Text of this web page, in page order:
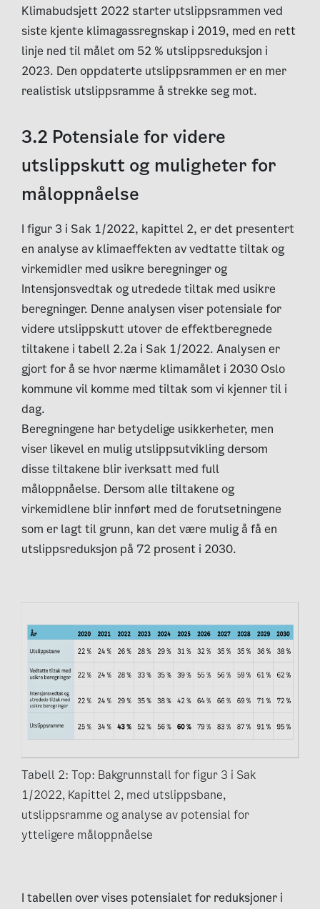
Klimabudsjett 2022 starter utslippsrammen ved
siste kjente klimagassregnskap i 2019, med en rett
linje ned til målet om 52 % utslippsreduksjon i
2023. Den oppdaterte utslippsrammen er en mer
realistisk utslippsramme å strekke seg mot.
3.2 Potensiale for videre
utslippskutt og muligheter for
måloppnåelse
I figur 3 i Sak 1/2022, kapittel 2, er det presentert
en analyse av klimaeffekten av vedtatte tiltak og
virkemidler med usikre beregninger og
Intensjonsvedtak og utredede tiltak med usikre
beregninger. Denne analysen viser potensiale for
videre utslippskutt utover de effektberegnede
tiltakene i tabell 2.2a i Sak 1/2022. Analysen er
gjort for å se hvor nærme klimamålet i 2030 Oslo
kommune vil komme med tiltak som vi kjenner til i
dag.
Beregningene har betydelige usikkerheter, men
viser likevel en mulig utslippsutvikling dersom
disse tiltakene blir iverksatt med full
måloppnåelse. Dersom alle tiltakene og
virkemidlene blir innført med de forutsetningene
som er lagt til grunn, kan det være mulig å få en
utslippsreduksjon på 72 prosent i 2030.
Tabell 2: Top: Bakgrunnstall for figur 3 i Sak
1/2022, Kapittel 2, med utslippsbane,
utslippsramme og analyse av potensial for
ytteligere måloppnåelse
I tabellen over vises potensialet for reduksjoner i